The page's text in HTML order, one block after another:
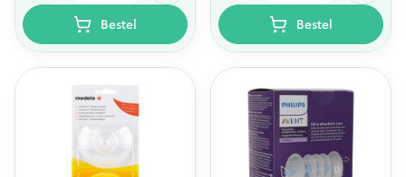
Bestel Bestel